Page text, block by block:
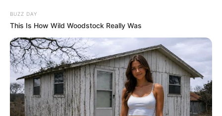
BUZZ DAY
This Is How Wild Woodstock Really Was